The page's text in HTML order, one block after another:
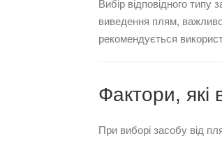
Вибір відповідного
виведення плям,
рекомендується
Фактори, які
При виборі засобу від